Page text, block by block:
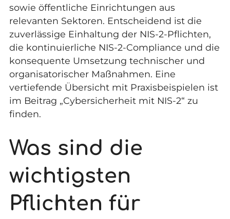
sowie öffentliche Einrichtungen aus
relevanten Sektoren. Entscheidend ist die
zuverlässige Einhaltung der NIS-2-Pflichten,
die kontinuierliche NIS-2-Compliance und die
konsequente Umsetzung technischer und
organisatorischer Maßnahmen. Eine
vertiefende Übersicht mit Praxisbeispielen ist
im Beitrag „Cybersicherheit mit NIS-2“ zu
finden.
Was sind die
wichtigsten
Pflichten für